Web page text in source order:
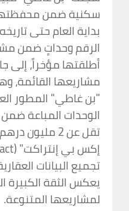
سكنية ضمن محفظتها
الرقم وحداتٍ ضمن
أطلقتها مؤخراً، إلى
مشاريعها القائمة،
"بن غاطي" المطور
الوحدات المباعة
تقل عن 2
تجميع البيانات
يعكس الثقة الكبيرة
لمشاريعها المتنوعة.